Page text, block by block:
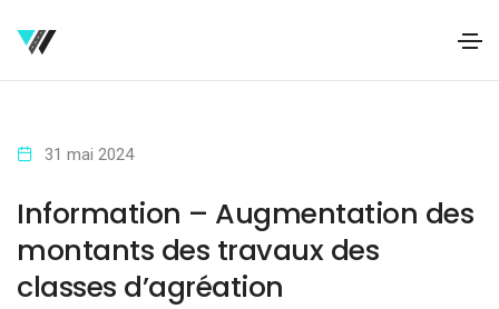
31 mai 2024
Information – Augmentation des
montants des travaux des
classes d’agréation